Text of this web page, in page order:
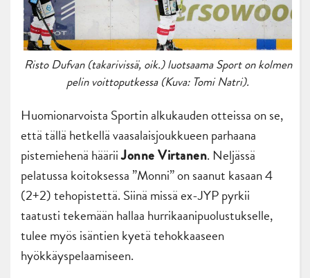
Risto Dufvan (takarivissä, oik.) luotsaama Sport on kolmen
pelin voittoputkessa (Kuva: Tomi Natri).
Huomionarvoista Sportin alkukauden otteissa on se,
että tällä hetkellä vaasalaisjoukkueen parhaana
pistemiehenä hääriiJonne Virtanen. Neljässä
pelatussa koitoksessa ”Monni” on saanut kasaan 4
(2+2) tehopistettä. Siinä missä ex-JYP pyrkii
taatusti tekemään hallaa hurrikaanipuolustukselle,
tulee myös isäntien kyetä tehokkaaseen
hyökkäyspelaamiseen.